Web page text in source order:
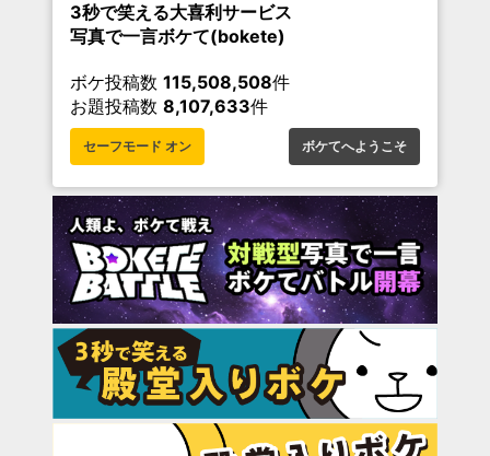
3秒で笑える大喜利サービス
写真で一言ボケて(bokete)
ボケ投稿数 115,508,508件
お題投稿数 8,107,633件
セーフモード オン ボケてへようこそ